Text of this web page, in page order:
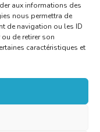
aux informations des
nous permettra de
de navigation ou les ID
de retirer son
caractéristiques et